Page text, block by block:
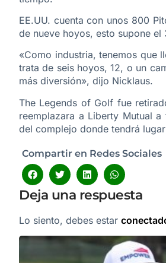
EE.UU. cuenta con unos 800
de nueve hoyos, esto supone
«Como industria, tenemos que
trata de seis hoyos, 12, o un
más diversión», dijo Nicklaus.
The Legends of Golf fue
reemplazara a Liberty Mutual
del complejo donde tendrá
Compartir en Redes Sociales
Deja una respuesta
Lo siento, debes estar